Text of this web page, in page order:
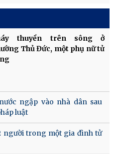
thuyền trên sông ở
Thủ Đức, một phụ nữ tử
ngập vào nhà dân sau
luật
người trong một gia đình tử